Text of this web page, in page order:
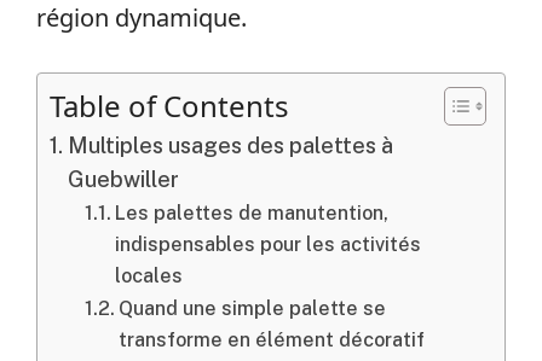
région dynamique.
Table of Contents
Multiples usages des palettes à
Guebwiller
Les palettes de manutention,
indispensables pour les activités
locales
Quand une simple palette se
transforme en élément décoratif